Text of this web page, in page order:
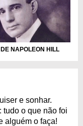
NAPOLEON HILL
e sonhar.
tudo o que não foi
alguém o faça!